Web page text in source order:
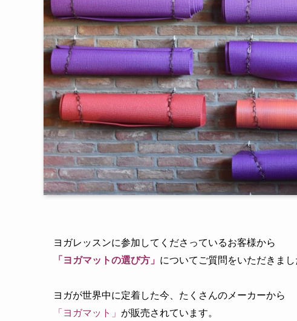
ヨガレッスンに参加してくださっているお客様から
「ヨガマットの選び方」 についてご質問をいただきまし
ヨガが世界中に定着した今、たくさんのメーカーから
「ヨガマット」 が販売されています。